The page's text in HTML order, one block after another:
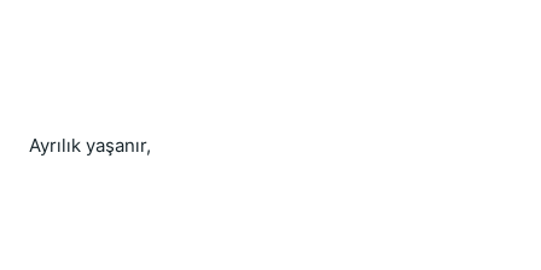
Ayrılık yaşanır,